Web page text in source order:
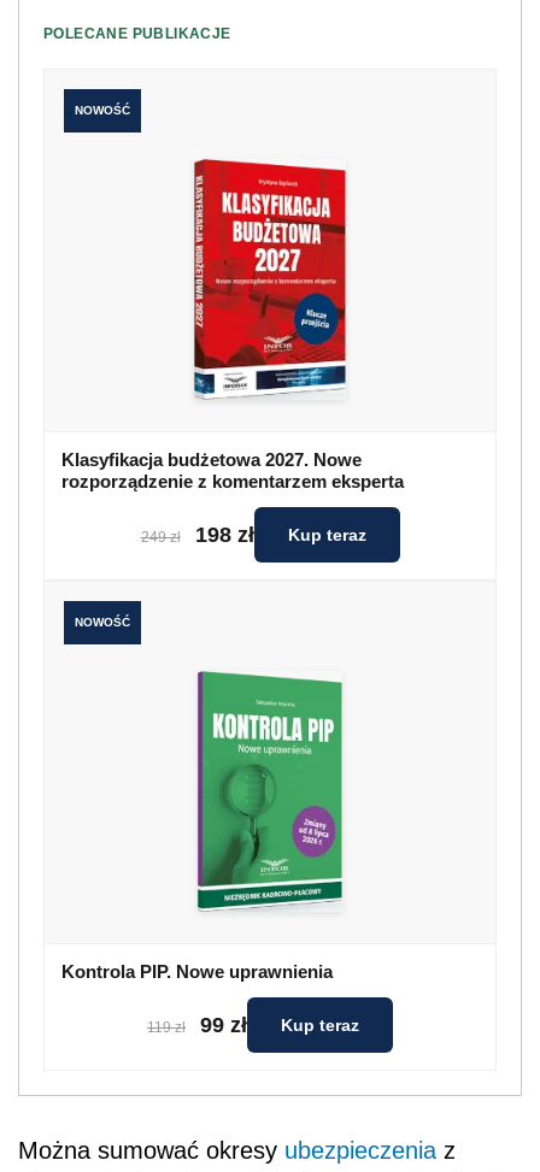
POLECANE PUBLIKACJE
NOWOŚĆ
Klasyfikacja budżetowa 2027. Nowe
rozporządzenie z komentarzem eksperta
249 zł 198 zł Kup teraz
NOWOŚĆ
Kontrola PIP. Nowe uprawnienia
119 zł 99 zł Kup teraz
Można sumować okresy ubezpieczenia z